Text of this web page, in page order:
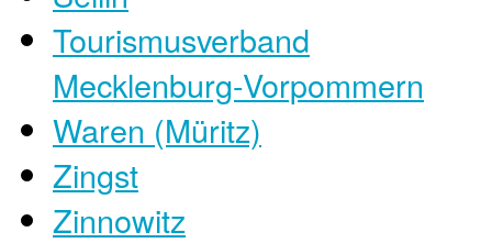
Tourismusverband
Mecklenburg-Vorpommern
Waren (Müritz)
Zingst
Zinnowitz